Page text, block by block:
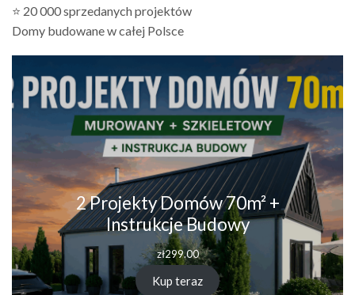
⭐ 20 000 sprzedanych projektów
Domy budowane w całej Polsce
2 Projekty Domów 70m² +
Instrukcje Budowy
zł299.00
Kup teraz